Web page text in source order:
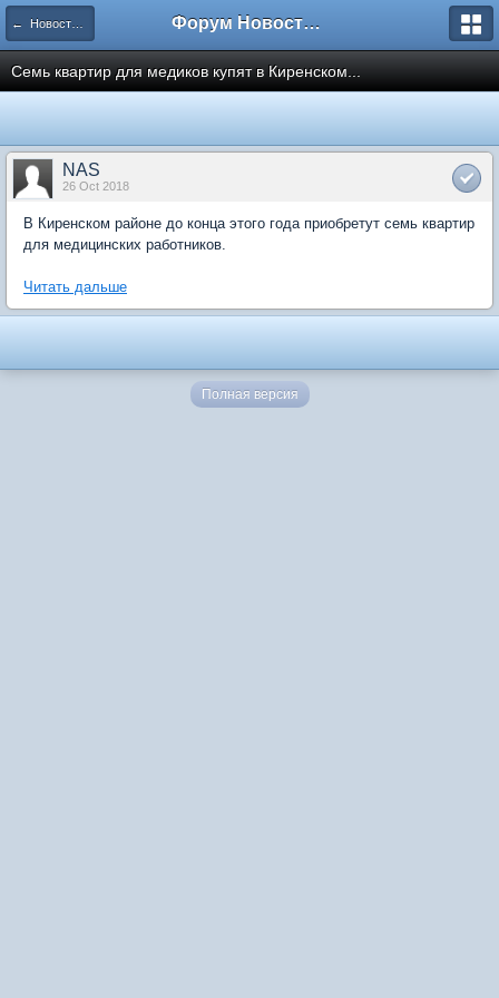
← Новости рынка недвижимости Форум Новостройки
Семь квартир для медиков купят в Киренском...
NAS
26 Oct 2018
В Киренском районе до конца этого года приобретут семь квартир
для медицинских работников.
Читать дальше
Полная версия